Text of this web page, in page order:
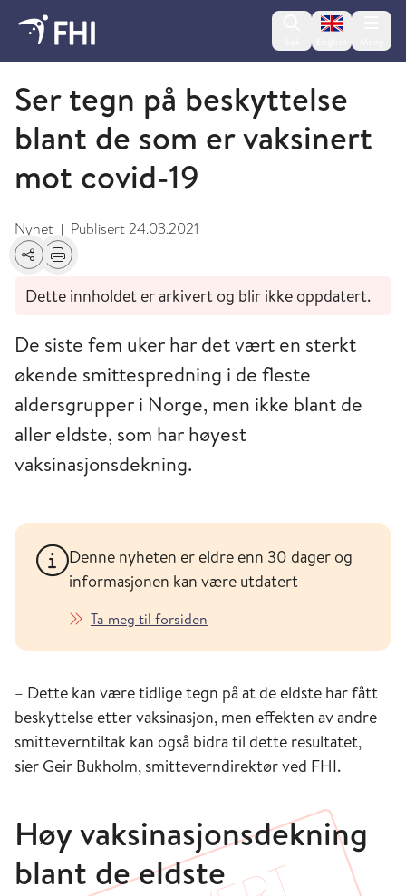
Change
Mars
Ser tegn på beskyttelse
blant de som er vaksinert
mot covid-19
Nyhet | Publisert24.03.2021
Del Skriv ut
Dette innholdet er arkivert og blir ikke oppdatert.
De siste fem uker har det vært en sterkt
økende smittespredning i de fleste
aldersgrupper i Norge, men ikke blant de
aller eldste, som har høyest
vaksinasjonsdekning.
Denne nyheten er eldre enn 30 dager og
informasjonen kan være utdatert
Ta meg til forsiden
– Dette kan være tidlige tegn på at de eldste har fått
beskyttelse etter vaksinasjon, men effekten av andre
smitteverntiltak kan også bidra til dette resultatet,
sier Geir Bukholm, smitteverndirektør ved FHI.
Høy vaksinasjonsdekning
blant de eldste